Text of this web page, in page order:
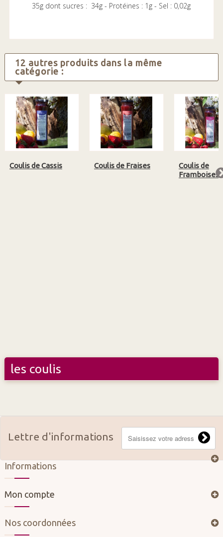
35g dont sucres : 34g - Protéines : 1g - Sel : 0,02g
12 autres produits dans la même
catégorie :
Coulis de Cassis Coulis de Fraises
Coulis de
Framboises
les coulis
Lettre d'informations
Informations
Mon compte
Nos coordonnées